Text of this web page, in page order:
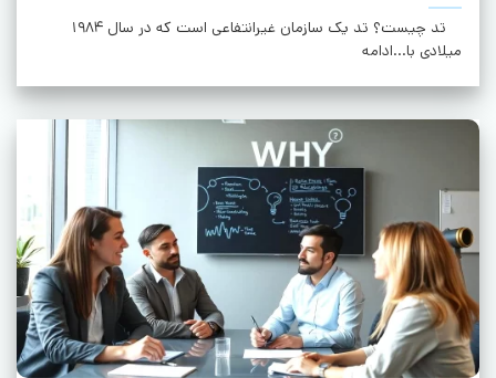
تد چیست؟ تد یک سازمان غیرانتفاعی است که در سال 1984
میلادی با...ادامه